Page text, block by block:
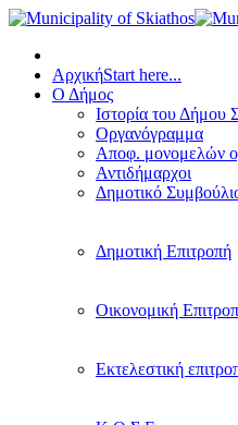
ΑρχικήStart here...
Ο Δήμος
Ιστορία του Δήμου
Οργανόγραμμα
Αποφ. μονομελών
Αντιδήμαρχοι
Δημοτικό
Δημοτική Επιτροπή
Οικονομική
Εκτελεστική